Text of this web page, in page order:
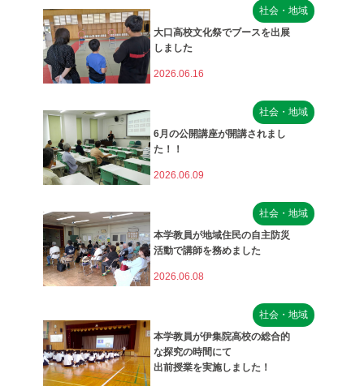
大口高校文化祭でブースを出展
しました
2026.06.16
社会・地域
6月の公開講座が開講されまし
た！！
2026.06.09
社会・地域
本学教員が地域住民の自主防災
活動で講師を務めました
2026.06.08
社会・地域
本学教員が伊集院高校の総合的
な探究の時間にて
出前授業を実施しました！
社会・地域